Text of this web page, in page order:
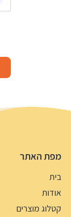
מפת האתר
בית
אודות
קטלוג מוצרים